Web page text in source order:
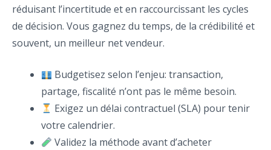
réduisant l’incertitude et en raccourcissant les cycles
de décision. Vous gagnez du temps, de la crédibilité et
souvent, un meilleur net vendeur.
Budgetisez selon l’enjeu: transaction,
partage, fiscalité n’ont pas le même besoin.
Exigez un délai contractuel (SLA) pour tenir
votre calendrier.
Validez la méthode avant d’acheter